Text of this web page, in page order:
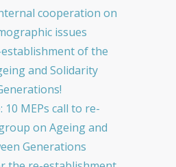
cooperation on
issues
of the
and Solidarity
10 MEPs call to re-
on Ageing and
Generations